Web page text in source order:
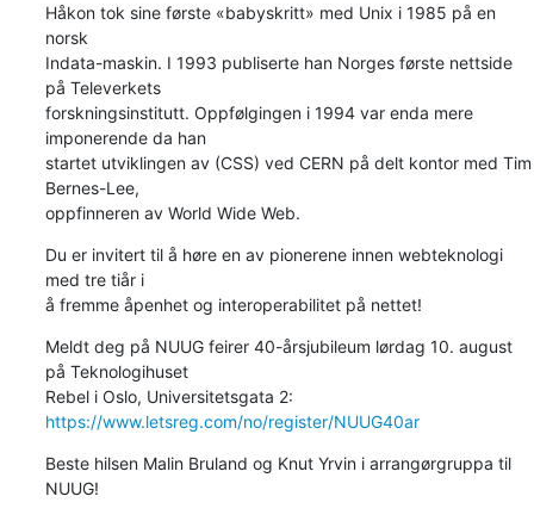
Håkon tok sine første «babyskritt» med Unix i 1985 på en
norsk
Indata-maskin. I 1993 publiserte han Norges første nettside
på Televerkets
forskningsinstitutt. Oppfølgingen i 1994 var enda mere
imponerende da han
startet utviklingen av (CSS) ved CERN på delt kontor med Tim
Bernes-Lee,
oppfinneren av World Wide Web.
Du er invitert til å høre en av pionerene innen webteknologi
med tre tiår i
å fremme åpenhet og interoperabilitet på nettet!
Meldt deg på NUUG feirer 40-årsjubileum lørdag 10. august
på Teknologihuset
https://www.letsreg.com/no/register/NUUG40ar
Beste hilsen Malin Bruland og Knut Yrvin i arrangørgruppa til
NUUG!